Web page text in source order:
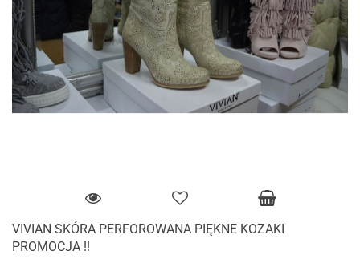
VIVIAN SKÓRA PERFOROWANA PIĘKNE KOZAKI
PROMOCJA !!